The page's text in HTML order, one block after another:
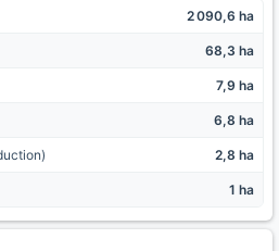
2 090,6 ha
68,3 ha
7,9 ha
6,8 ha
2,8 ha
1 ha